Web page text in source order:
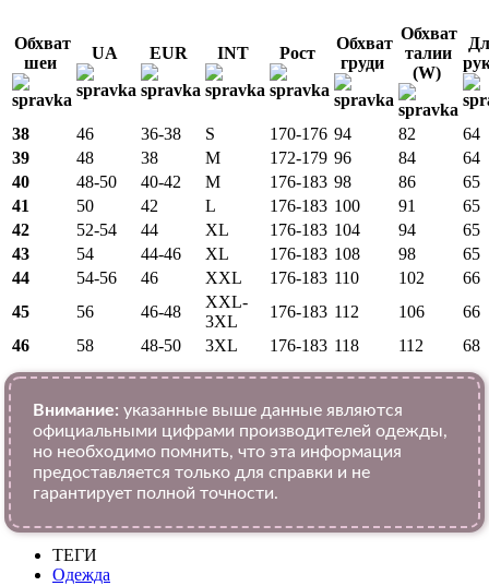
Обхват
шеи
UA EUR INT Рост
Обхват
груди
Обхват
талии
(W)
38 46 36-38 S 170-176 94 82
64
39
48 38 M 172-179 96 84
64
40
48-50 40-42 M 176-183 98 86
65
41
50 42 L 176-183 100 91
65
42
52-54 44 XL 176-183 104 94
65
43
54 44-46 XL 176-183 108 98
65
44
54-56 46 XXL 176-183 110 102
66
45
56 46-48
XXL-
3XL
176-183 112 106
66
46
58 48-50 3XL 176-183 118 112 68
Внимание: указанные выше данные являются
официальными цифрами производителей одежды,
но необходимо помнить, что эта информация
предоставляется только для справки и не
гарантирует полной точности.
ТЕГИ
Одежда